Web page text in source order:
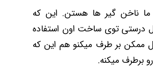
ما ناخن گیر ها هستن. این که
درستی توی ساخت اون استفاده
ممکن بر طرف میکنو هم این که
برطرف میکنه.